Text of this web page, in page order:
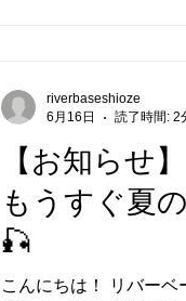
【お知らせ
もうすぐ夏
🎣
こんにちは！ リバー
riverbaseshioze
6月16日
読了時間: 2